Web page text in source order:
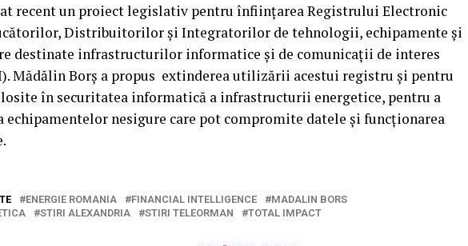
recent un proiect legislativ pentru înființarea Registrului Electronic
Distribuitorilor și Integratorilor de tehnologii, echipamente și
destinate infrastructurilor informatice și de comunicații de interes
Mădălin Borș a propus extinderea utilizării acestui registru și pentru
în securitatea informatică a infrastructurii energetice, pentru a
nesigure care pot compromite datele și funcționarea
ENERGIE ROMANIA FINANCIAL INTELLIGENCE
MADALIN BORS
STIRI ALEXANDRIA STIRI TELEORMAN TOTAL IMPACT